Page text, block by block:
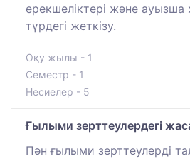
ерекшеліктері және
түрдегі жеткізу.
Оқу жылы - 1
Семестр - 1
Несиелер - 5
Ғылыми зерттеулердегі
Пән ғылыми зерттеулерді